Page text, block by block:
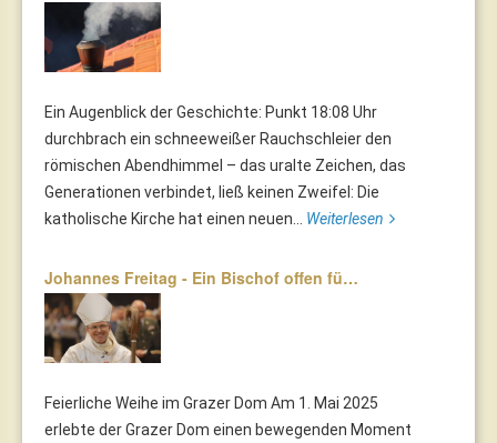
Ein Augenblick der Geschichte: Punkt 18:08 Uhr
durchbrach ein schneeweißer Rauchschleier den
römischen Abendhimmel – das uralte Zeichen, das
Generationen verbindet, ließ keinen Zweifel: Die
katholische Kirche hat einen neuen... Weiterlesen
Johannes Freitag - Ein Bischof offen fü…
Feierliche Weihe im Grazer Dom Am 1. Mai 2025
erlebte der Grazer Dom einen bewegenden Moment